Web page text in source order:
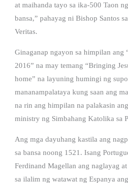
at maihanda tayo sa ika-500 Taon
bansa,” pahayag ni Bishop Santos
Veritas.
Ginaganap ngayon sa himpilan ang
2016” na may temang “Bringing
home” na layuning humingi ng
mananampalataya kung saan ang
na rin ang himpilan na palakasin
ministry ng Simbahang Katolika sa
Ang mga dayuhang kastila ang
sa bansa noong 1521. Isang
Ferdinand Magellan ang naglayag
sa ilalim ng watawat ng Espanya